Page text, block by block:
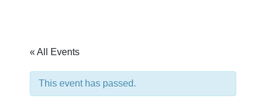
« All Events
This event has passed.